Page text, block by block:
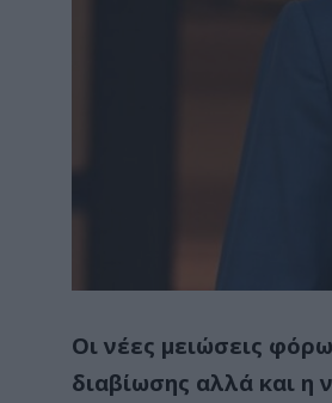
Οι νέες μειώσεις
διαβίωσης αλλά και η